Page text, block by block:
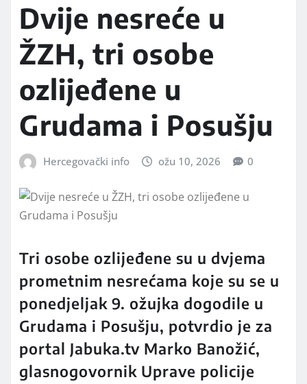
Dvije nesreće u
ŽZH, tri osobe
ozlijeđene u
Grudama i Posušju
Hercegovački info ožu 10, 2026 0
Tri osobe ozlijeđene su u dvjema
prometnim nesrećama koje su se u
ponedjeljak 9. ožujka dogodile u
Grudama i Posušju, potvrdio je za
portal Jabuka.tv Marko Banožić,
glasnogovornik Uprave policije